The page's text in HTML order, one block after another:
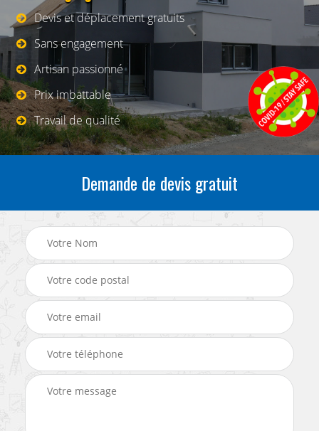
Devis et déplacement gratuits
Sans engagement
Artisan passionné
Prix imbattable
Travail de qualité
Demande de devis gratuit